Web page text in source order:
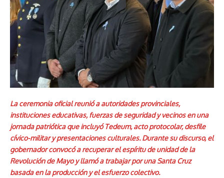
La ceremonia oficial reunió a autoridades provinciales,
instituciones educativas, fuerzas de seguridad y vecinos en una
jornada patriótica que incluyó Tedeum, acto protocolar, desfile
cívico-militar y presentaciones culturales. Durante su discurso, el
gobernador convocó a recuperar el espíritu de unidad de la
Revolución de Mayo y llamó a trabajar por una Santa Cruz
basada en la producción y el esfuerzo colectivo.